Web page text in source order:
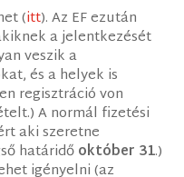
(itt). Az EF ezután
a jelentkezését
veszik a
és a helyek is
regisztráció von
A normál fizetési
aki szeretne
határidőoktóber 31.)
igényelni (az